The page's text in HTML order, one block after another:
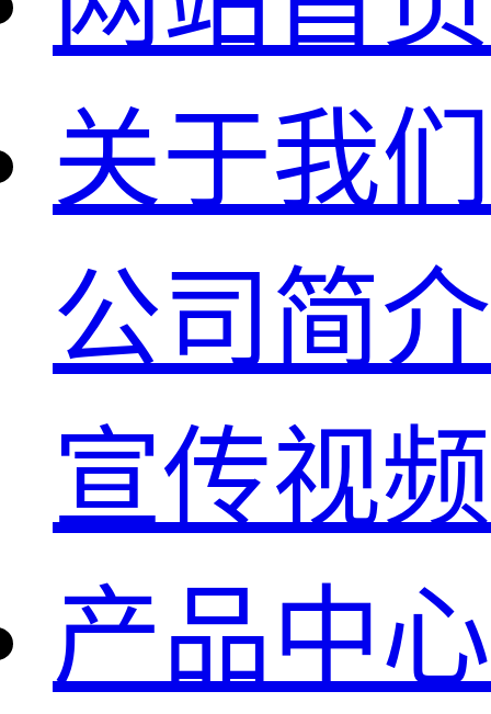
关于我们
公司简介
宣传视频
产品中心